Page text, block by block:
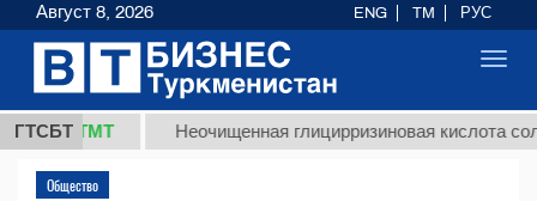
ГТСБТ
ТМТ Неочищенная глицирризиновая кислота
Общество
Август 8, 2026 ENG TM РУС